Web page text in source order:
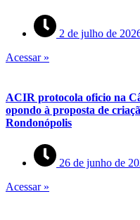
2 de julho de
Acessar »
ACIR protocola oficio na
opondo à proposta de
Rondonópolis
26 de junho de
Acessar »